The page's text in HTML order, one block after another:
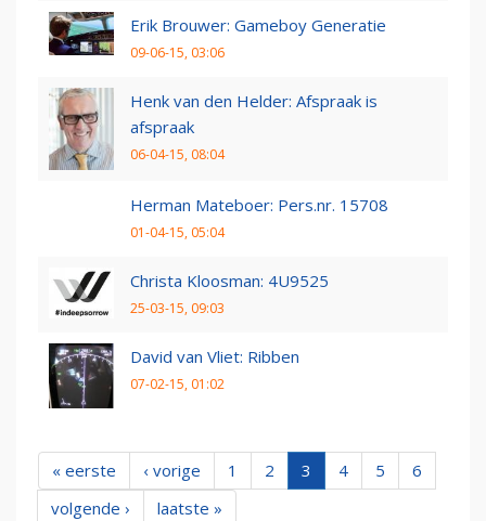
Erik Brouwer: Gameboy Generatie
09-06-15, 03:06
Henk van den Helder: Afspraak is
afspraak
06-04-15, 08:04
Herman Mateboer: Pers.nr. 15708
01-04-15, 05:04
Christa Kloosman: 4U9525
25-03-15, 09:03
David van Vliet: Ribben
07-02-15, 01:02
« eerste ‹ vorige 1 2 3 4 5
6
volgende ›
laatste »